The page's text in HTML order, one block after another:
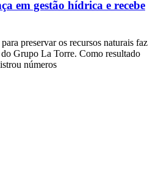
em gestão hídrica e recebe
preservar os recursos naturais faz
Grupo La Torre. Como resultado
números